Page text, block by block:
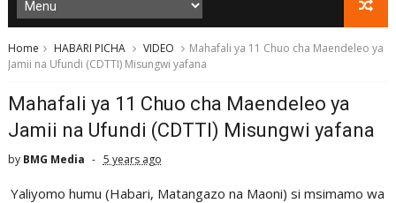
Home HABARI PICHA VIDEO
Mahafali ya 11 Chuo cha Maendeleo ya
Jamii na Ufundi (CDTTI) Misungwi yafana
Mahafali ya 11 Chuo cha Maendeleo ya
Jamii na Ufundi (CDTTI) Misungwi yafana
by BMG Media 5 years ago
Yaliyomo humu (Habari, Matangazo na Maoni) si msimamo wa